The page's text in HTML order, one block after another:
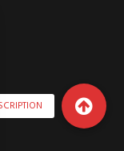
Analytics) et